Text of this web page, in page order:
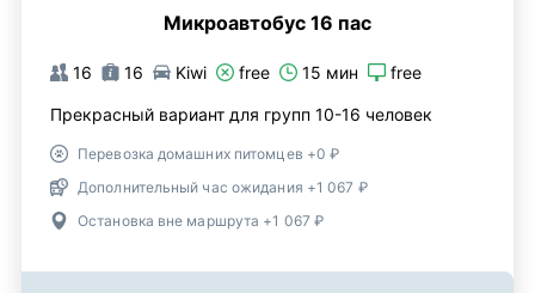
Микроавтобус 16 пас
16 16 Kiwi free 15 мин free
Прекрасный вариант для групп 10-16 человек
Перевозка домашних питомцев +0 ₽
Дополнительный час ожидания +1 067 ₽
Остановка вне маршрута +1 067 ₽